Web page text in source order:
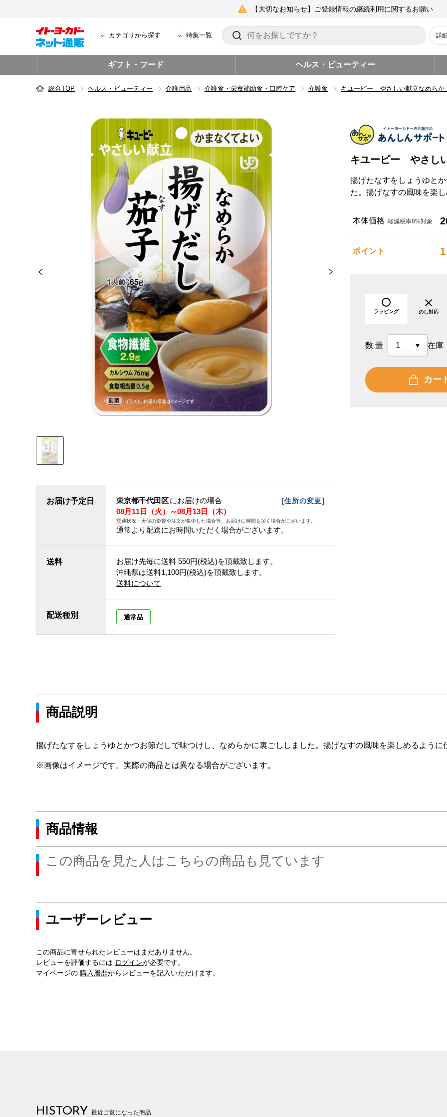
【大切なお知らせ】ご登録情報の継続利用に関するお願い
カテゴリから探す 特集一覧 詳
ギフト・フード ヘルス・ビューティー
総合TOP ヘルス・ビューティー 介護用品 介護食・栄養補助食・口腔ケア 介護食 キユーピー やさしい献立なめら
お届け予定日 東京都千代田区にお届けの場合 [住所の変更]
08月11日（火）～08月13日（木）
交通状況・天候の影響や注文が集中した場合等、お届けに時間を頂く場合がございます。
通常より配送にお時間いただく場合がございます。
送料 お届け先毎に送料 550円(税込)を頂戴致します。
沖縄県は送料1,100円(税込)を頂戴致します。
送料について
配送種別 通常品
キユーピー やさし
揚げたなすをしょうゆと
た。揚げなすの風味を楽
本体価格 軽減税率8%対象
ポイント 1
ラッピング のし対応
数量 在庫
カー
商品説明
揚げたなすをしょうゆとかつお節だしで味つけし、なめらかに裏ごししました。揚げなすの風味を楽しめるように
※画像はイメージです。実際の商品とは異なる場合がございます。
商品情報
この商品を見た人はこちらの商品も見ています
ユーザーレビュー
この商品に寄せられたレビューはまだありません。
レビューを評価するには ログインが必要です。
マイページの 購入履歴からレビューを記入いただけます。
HISTORY 最近ご覧になった商品